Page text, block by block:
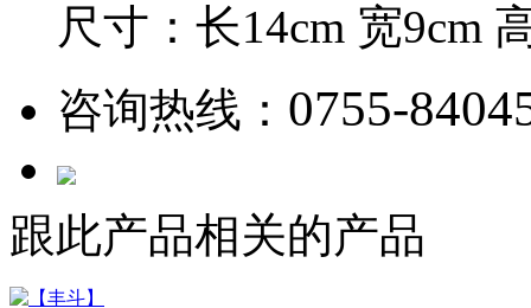
尺寸：长14cm 宽9cm
咨询热线： 0755-
跟此产品相关的产品